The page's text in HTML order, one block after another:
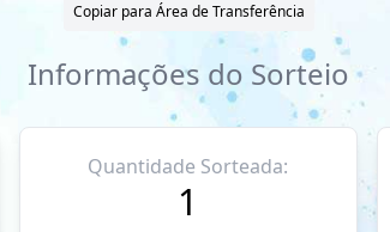
Copiar para Área de Transferência
Informações do Sorteio
Quantidade Sorteada:
1